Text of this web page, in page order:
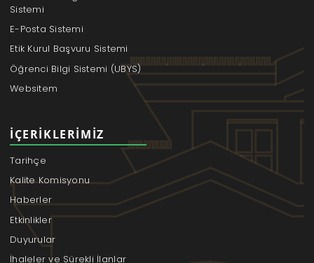
Sistemi
E-Posta Sistemi
Etik Kurul Başvuru Sistemi
Öğrenci Bilgi Sistemi (UBYS)
Websitem
İÇERIKLERIMIZ
Tarihçe
Kalite Komisyonu
Haberler
Etkinlikler
Duyurular
İhaleler ve Sürekli İlanlar